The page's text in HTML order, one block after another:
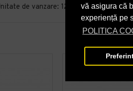
vă asigura că
experiență pe
POLITICA
de vanzare: 12 mine/cutie.